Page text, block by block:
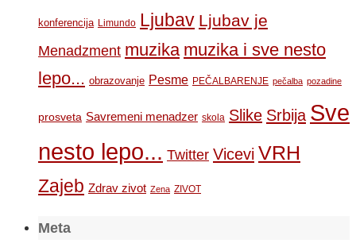
konferencija Limundo Ljubav Ljubav je
Menadzment muzika muzika i sve nesto
lepo... obrazovanje Pesme PEČALBARENJE pečalba pozadine
prosveta Savremeni menadzer skola Slike Srbija Sve
nesto lepo... Twitter Vicevi VRH
Zajeb Zdrav zivot Zena ZIVOT
Meta